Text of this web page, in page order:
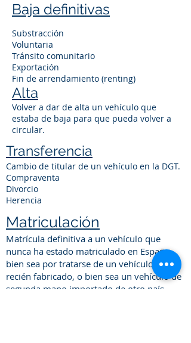
Baja definitivas
Substracción
Voluntaria
Tránsito comunitario
Exportación
Fin de arrendamiento (renting)
Alta
Volver a dar de alta un vehículo que
estaba de baja para que pueda volver a
circular.
Transferencia
Cambio de titular de un vehículo en la DGT.
Compraventa
Divorcio
Herencia
Matriculación
Matrícula definitiva a un vehículo que
nunca ha estado matriculado en España,
bien sea por tratarse de un vehículo nuevo
recién fabricado, o bien sea un vehículo de
segunda mano importado de otro país.